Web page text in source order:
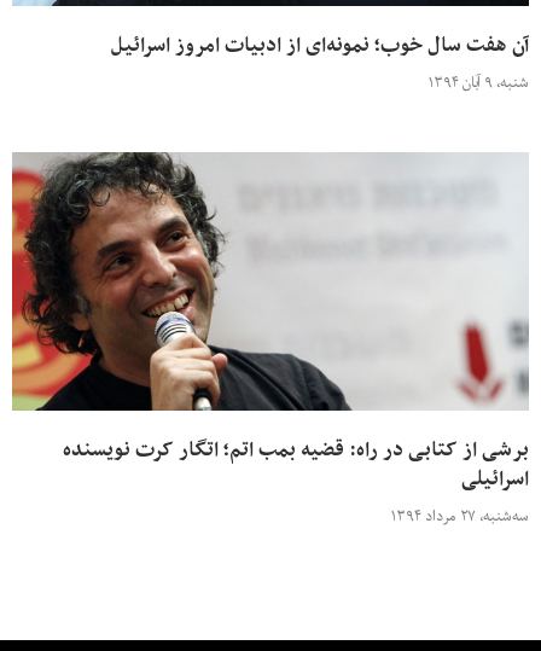
آن هفت سال خوب؛ نمونه‌ای از ادبیات امروز اسرائیل
شنبه، ۹ آبان ۱۳۹۴
برشی از کتابی در راه: قضیه بمب اتم؛ اتگار کرت نویسنده
اسرائیلی
سه‌شنبه، ۲۷ مرداد ۱۳۹۴